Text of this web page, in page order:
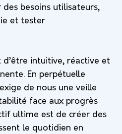
besoins utilisateurs,
et tester
d’être intuitive, réactive et
En perpétuelle
de nous une veille
face aux progrès
ultime est de créer des
le quotidien en